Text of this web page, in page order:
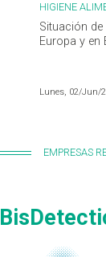
HIGIENE
Situación
Europa y en
Lunes, 02/Jun/
EMPRESAS